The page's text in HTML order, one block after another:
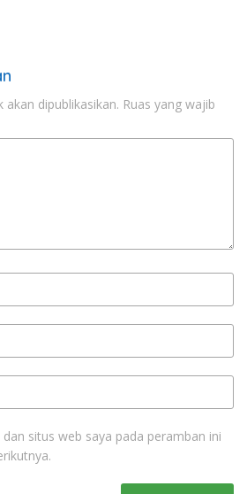
dipublikasikan. Ruas yang wajib
situs web saya pada peramban ini